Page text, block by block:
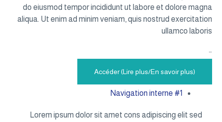
do eiusmod tempor incididunt ut labore et dolore magna
aliqua. Ut enim ad minim veniam, quis nostrud exercitation
ullamco laboris
…
Accéder (Lire plus/En savoir plus)
Navigation interne #1
Lorem ipsum dolor sit amet cons adipiscing elit sed